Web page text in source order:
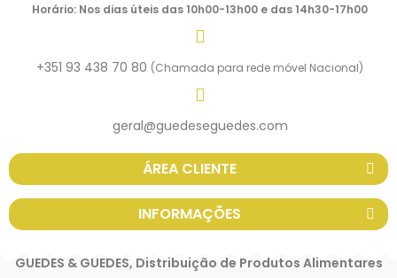
Horário: Nos dias úteis das 10h00-13h00 e das 14h30-17h00
+351 93 438 70 80 (Chamada para rede móvel Nacional)
geral@guedeseguedes.com
ÁREA CLIENTE
INFORMAÇÕES
GUEDES & GUEDES, Distribuição de Produtos Alimentares